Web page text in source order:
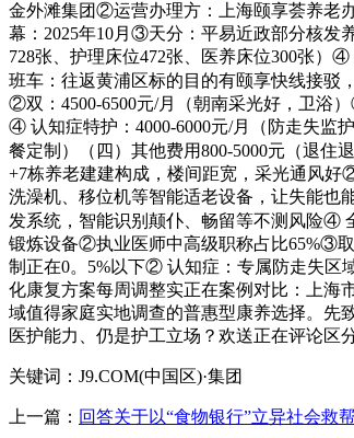
金外滩集团②运营办理方：上海颐享荟养老
幕：2025年10月③天分：平易近政部分核发
728张、护理床位472张、医养床位300张）
班车：往返黄浦区标的目的有颐享快线接驳
②双：4500-6500元/月（朝南采光好，卫浴
④ 认知症特护：4000-6000元/月（防走失监
餐定制）（四）其他费用800-5000元（退住
+7栋养老建建构成，楼间距宽，采光通风
洗澡机、移位机等智能适老设备，让失能
发系统，智能识别颠仆、畅留等不测风险④
锻炼设备②执业医师中高级职称占比65%③
制正在0。5%以下② 认知症：专属防走失区
化康复方案每周调整实正在案例对比：上海
域值得家庭实地调查的普惠型康养选择。先
医护能力、仍是护工立场？欢送正在评论区
关键词：J9.COM(中国区)·集团
上一篇： 回答关于以“食物银行”立异社会救